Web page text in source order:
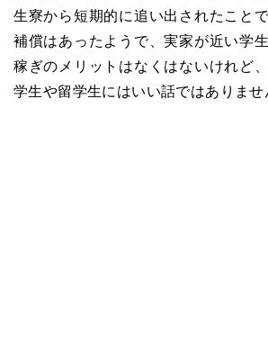
生寮から短期的に追い出されたこと
補償はあったようで、実家が近い学
稼ぎのメリットはなくはないけれど
学生や留学生にはいい話ではありませ